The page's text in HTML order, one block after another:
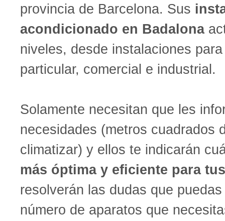
provincia de Barcelona. Sus
acondicionado en Badalona
niveles, desde instalaciones
particular, comercial e industrial.
Solamente necesitan que les
necesidades (metros cuadrados
climatizar) y ellos te indicarán
más óptima y eficiente para
resolverán las dudas que
número de aparatos que